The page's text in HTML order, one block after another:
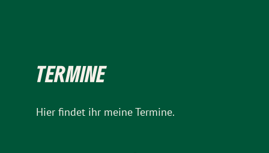
TERMINE
Hier findet ihr meine Termine.